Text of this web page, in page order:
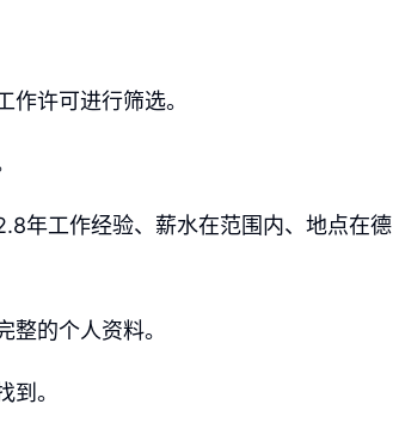
许可进行筛选。
年工作经验、薪水在范围内、地点在德
的个人资料。
。